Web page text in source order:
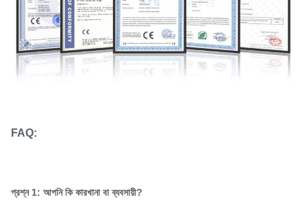
FAQ:
প্রশ্ন 1: আপনি কি কারখানা বা ব্যবসায়ী?